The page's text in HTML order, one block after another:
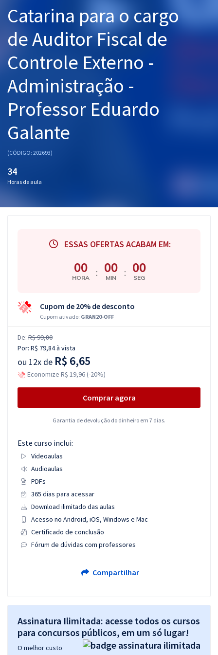
Aprovados
Catarina para o cargo
de Auditor Fiscal de
Controle Externo -
Administração -
Professor Eduardo
Galante
(CÓDIGO: 202693)
34
Horas de aula
ESSAS OFERTAS ACABAM EM:
00
HORA : 00
MIN : 00
SEG
Cupom de 20% de desconto
Cupom ativado: GRAN20-OFF
De: R$ 99,80
Por: R$ 79,84à vista
ou 12x de R$ 6,65
Economize R$ 19,96 (-20%)
Comprar agora
Garantia de devolução do dinheiro em 7 dias.
Este curso inclui:
Videoaulas
Audioaulas
PDFs
365 dias para acessar
Download ilimitado das aulas
Acesso no Android, iOS, Windows e Mac
Certificado de conclusão
Fórum de dúvidas com professores
Compartilhar
Assinatura Ilimitada: acesse todos os cursos
para concursos públicos, em um só lugar!
O melhor custo